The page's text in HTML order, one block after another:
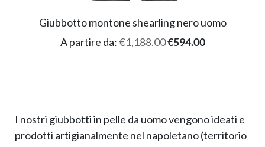
Giubbotto montone shearling nero uomo
A partire da:€1,188.00€594.00
I nostri giubbotti in pelle da uomo vengono ideati e
prodotti artigianalmente nel napoletano (territorio